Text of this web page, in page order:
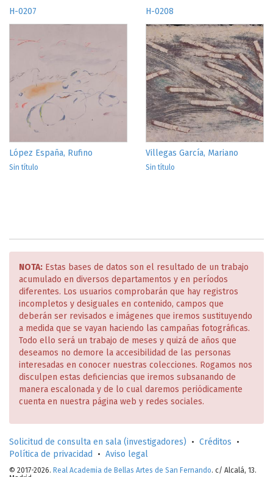
H-0207
López España, Rufino
Sin título
H-0208
Villegas García, Mariano
Sin título
NOTA: Estas bases de datos son el resultado de un trabajo
acumulado en diversos departamentos y en períodos
diferentes. Los usuarios comprobarán que hay registros
incompletos y desiguales en contenido, campos que
deberán ser revisados e imágenes que iremos sustituyendo
a medida que se vayan haciendo las campañas fotográficas.
Todo ello será un trabajo de meses y quizá de años que
deseamos no demore la accesibilidad de las personas
interesadas en conocer nuestras colecciones. Rogamos nos
disculpen estas deficiencias que iremos subsanando de
manera escalonada y de lo cual daremos periódicamente
cuenta en nuestra página web y redes sociales.
Solicitud de consulta en sala (investigadores) • Créditos •
Política de privacidad
• Aviso legal
© 2017-2026. Real Academia de Bellas Artes de San Fernando. c/ Alcalá, 13.